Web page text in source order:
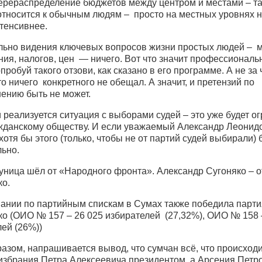
бюджетов между центром и местами –
к обычным людям – просто на местных уровнях
видения ключевых вопросов жизни простых людей –
налогов, цен — ничего. Вот что значит
такого отзови, как сказано в его программе. А не за
ничего конкретного не обещал. А значит, и претензий по
быть не может.
реализуется ситуация с выборами судей – это уже будет
обществу. И если уважаемый Александр
бы этого (только, чтобы не от партий судей выбирали)
шёл от «Народного фронта». Александр Сугоняко –
по партийным спискам в Сумах также победила
(ОИО № 157 – 26 025 избирателей (27,32%), ОИО № 158
(26%))
напрашивается вывод, что сумчан всё, что
Петра Алексеевича президентом, а Арсения